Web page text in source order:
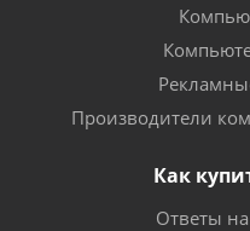
Производители
Как
Ответы